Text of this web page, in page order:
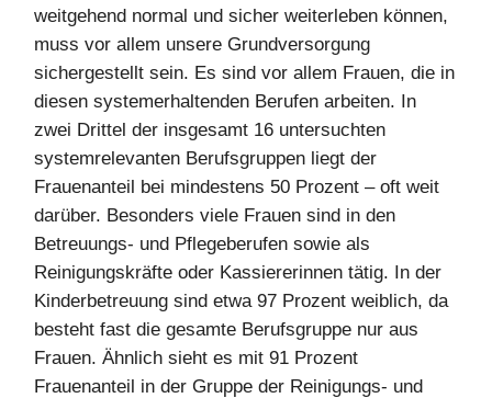
weitgehend normal und sicher weiterleben können,
muss vor allem unsere Grundversorgung
sichergestellt sein. Es sind vor allem Frauen, die in
diesen systemerhaltenden Berufen arbeiten. In
zwei Drittel der insgesamt 16 untersuchten
systemrelevanten Berufsgruppen liegt der
Frauenanteil bei mindestens 50 Prozent – oft weit
darüber. Besonders viele Frauen sind in den
Betreuungs- und Pflegeberufen sowie als
Reinigungskräfte oder Kassiererinnen tätig. In der
Kinderbetreuung sind etwa 97 Prozent weiblich, da
besteht fast die gesamte Berufsgruppe nur aus
Frauen. Ähnlich sieht es mit 91 Prozent
Frauenanteil in der Gruppe der Reinigungs- und